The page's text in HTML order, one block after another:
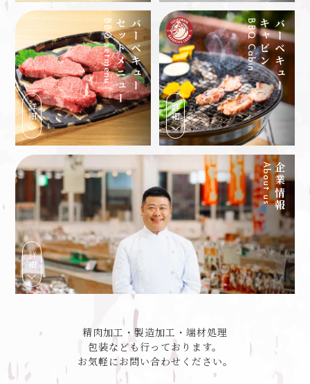
バーベキュー
セットメニュー
BBQ setmenu
詳細
バーベキュー
キャビン
BBQ Cabin
詳細
企業情報
About us
詳細
精肉加工・製造加工・端材処理
包装なども行っております。
お気軽にお問い合わせください。